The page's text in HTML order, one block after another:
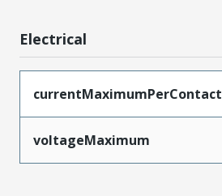
Electrical
currentMaximumPerContact
voltageMaximum